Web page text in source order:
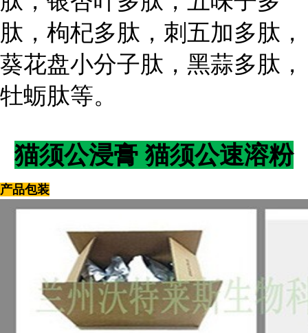
肽，枸杞多肽，刺五加多肽，
葵花盘小分子肽，黑蒜多肽，
牡蛎肽等。
猫须公浸膏 猫须公速溶粉
产品包装